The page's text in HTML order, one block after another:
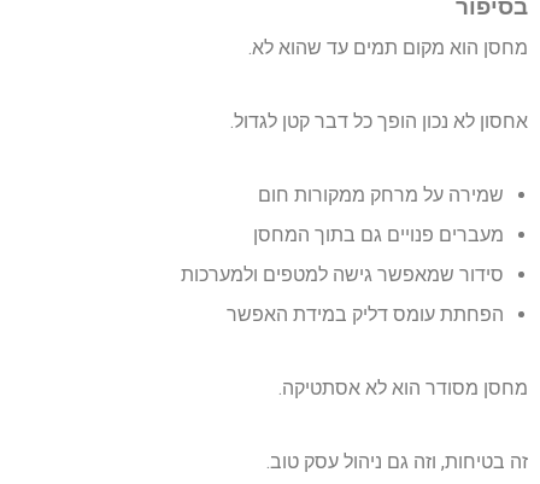
בסיפור
מחסן הוא מקום תמים עד שהוא לא.
אחסון לא נכון הופך כל דבר קטן לגדול.
שמירה על מרחק ממקורות חום
מעברים פנויים גם בתוך המחסן
סידור שמאפשר גישה למטפים ולמערכות
הפחתת עומס דליק במידת האפשר
מחסן מסודר הוא לא אסתטיקה.
זה בטיחות, וזה גם ניהול עסק טוב.